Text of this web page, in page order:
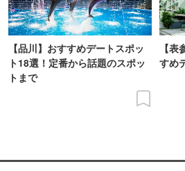
【品川】おすすめデートスポッ
ト18選！定番から話題のスポッ
トまで
【
すめ